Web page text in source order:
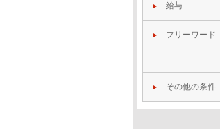
給与
フリーワード
その他の条件